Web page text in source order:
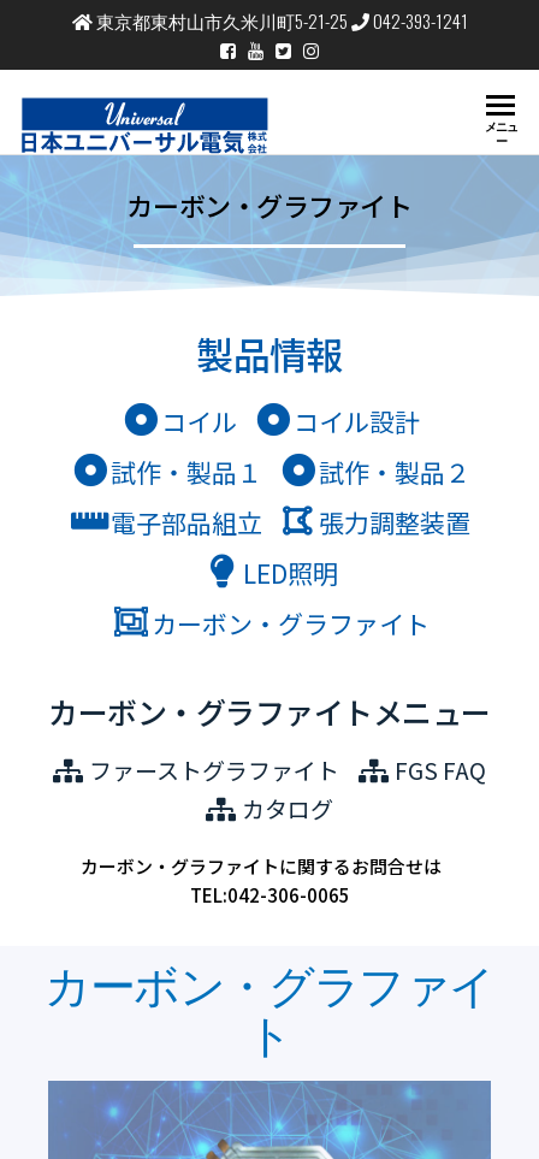
東京都東村山市久米川町5-21-25 042-393-1241
ユ
ニ
バ
ー
サ
ル
電
気
株
式
会
巻
周辺
装置
の製
造、
販売
コイ
作、
試験
メニュ
ー
カーボン・グラファイト
製品情報
コイル
コイル設計
試作・製品１
試作・製品２
電子部品組立
張力調整装置
LED照明
カーボン・グラファイト
カーボン・グラファイトメニュー
ファーストグラファイト
FGS FAQ
カタログ
カーボン・グラファイトに関するお問合せは
TEL:042-306-0065
カーボン・グラファイ
ト